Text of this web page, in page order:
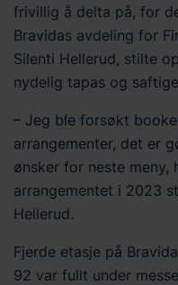
frivillig å delta på, for
Bravidas avdeling for
Silenti Hellerud, stilte
nydelig tapas og
– Jeg ble forsøkt
arrangementer, det er
ønsker for neste meny,
arrangementet i 2023
Hellerud.
Fjerde etasje på
92 var fullt under